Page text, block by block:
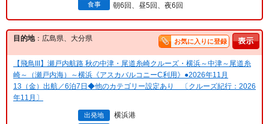
食事 朝6回、昼5回、夜6回
目的地：広島県、大分県 お気に入りに登録
【飛鳥III】瀬戸内航路 秋の中津・尾道糸崎クルーズ・横浜～中津～尾道糸
崎～（瀬戸内海）～横浜《アスカバルコニーC利用》●2026年11月
13（金）出航／6泊7日◆他のカテゴリー設定あり 〔クルーズ紀行：2026
年11月〕
出発地 横浜港